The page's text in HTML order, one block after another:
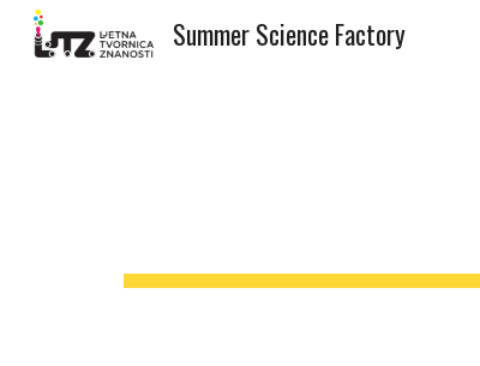
Summer Science Factory